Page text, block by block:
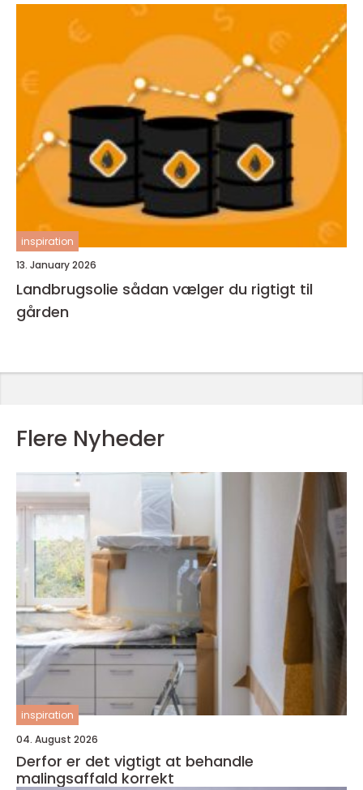
inspiration
13. January 2026
Landbrugsolie sådan vælger du rigtigt til
gården
Flere Nyheder
inspiration
04. August 2026
Derfor er det vigtigt at behandle
malingsaffald korrekt